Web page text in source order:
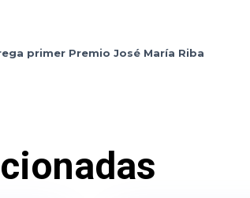
primer Premio José María Riba